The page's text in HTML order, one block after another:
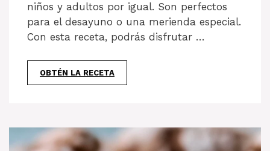
niños y adultos por igual. Son perfectos
para el desayuno o una merienda especial.
Con esta receta, podrás disfrutar …
OBTÉN LA RECETA